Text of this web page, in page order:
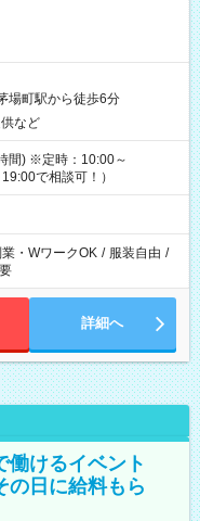
場町駅から徒歩6分
など
間) ※定時：10:00～
で相談可！）
・WワークOK / 服装自由 /
詳細へ
働けるイベント
日に給料もら